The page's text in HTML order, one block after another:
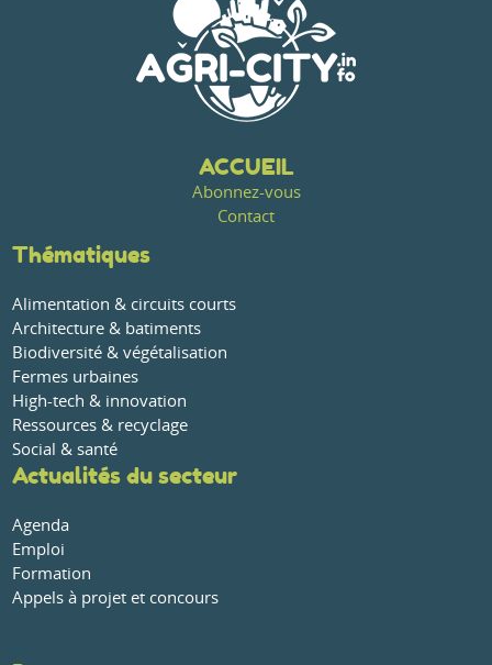
ACCUEIL
Abonnez-vous
Contact
Thématiques
Alimentation & circuits courts
Architecture & batiments
Biodiversité & végétalisation
Fermes urbaines
High-tech & innovation
Ressources & recyclage
Social & santé
Actualités du secteur
Agenda
Emploi
Formation
Appels à projet et concours